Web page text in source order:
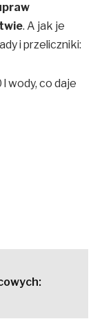
. A jak je
i przeliczniki:
wody, co daje